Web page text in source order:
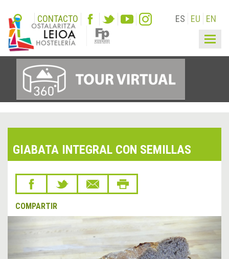
CONTACTO ES EU EN
GIABATA INTEGRAL CON SEMILLAS
COMPARTIR
Anterior